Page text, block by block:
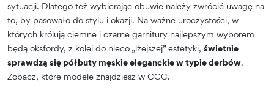
sytuacji. Dlatego też wybierając obuwie należy zwrócić uwagę na
to, by pasowało do stylu i okazji. Na ważne uroczystości, w
których królują ciemne i czarne garnitury najlepszym wyborem
będą oksfordy, z kolei do nieco „lżejszej” estetyki, świetnie
sprawdzą się półbuty męskie eleganckie w typie derbów.
Zobacz, które modele znajdziesz w CCC.